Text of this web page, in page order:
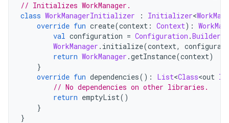
// Initializes WorkManager.
class WorkManagerInitializer : Initializer<
override fun create(context : Context):
val configuration = Configuration .Builder
WorkManager . initialize(context,
return WorkManager .getInstance(context)
}
override fun dependencies(): List<Class<out
// No dependencies on other libraries.
return emptyList()
}
}